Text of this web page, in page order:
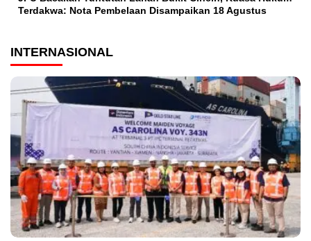
Terdakwa: Nota Pembelaan Disampaikan 18 Agustus
INTERNASIONAL